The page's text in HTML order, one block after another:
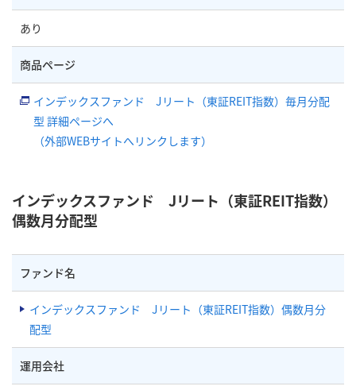
あり
商品ページ
インデックスファンド Jリート（東証REIT指数）毎月分配
型 詳細ページへ
（外部WEBサイトへリンクします）
インデックスファンド Jリート（東証REIT指数）
偶数月分配型
ファンド名
インデックスファンド Jリート（東証REIT指数）偶数月分
配型
運用会社